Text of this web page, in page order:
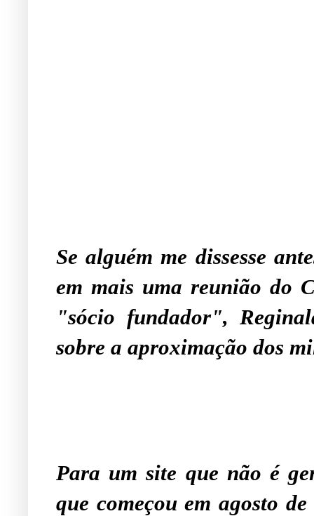
Se alguém me dissesse
em mais uma reunião do
"sócio fundador",
sobre a aproximação dos
Para um site que não é
que começou em agosto